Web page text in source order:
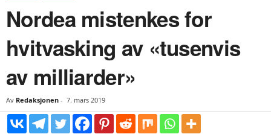
Nordea mistenkes for
hvitvasking av «tusenvis
av milliarder»
Av Redaksjonen - 7. mars 2019